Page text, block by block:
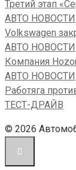
Третий этап
АВТО НОВОСТИ
Volkswagen
АВТО НОВОСТИ
Компания
АВТО НОВОСТИ
Работяга
ТЕСТ-ДРАЙВ
© 2026